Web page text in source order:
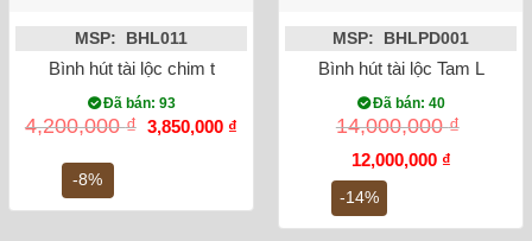
-8%
MSP: BHL011
Bình hút tài lộc chim trĩ vẽ vàng kim 24K
Đã bán: 93
4,200,000₫ Giá
gốc
3,850,000 ₫
-14%
MSP: BHLPD001
Bình hút tài lộc Tam Linh
Đã bán: 40
14,000,000₫
Giá
gốc
là:
14,000,000 ₫.
12,000,000 ₫Giá